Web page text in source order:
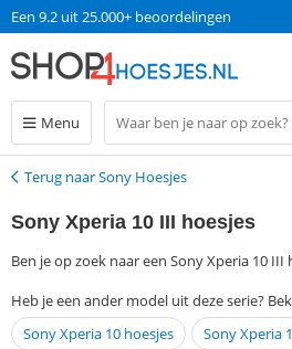
Een 9.2 uit 25.000+ beoordelingen
Menu
Terug
Terug naar Sony Hoesjes
Sony Xperia 10 III hoesjes
Ben je op zoek naar een Sony Xperia 10
favoriete Sony Xperia 10 III case te vinden.
werkdagen voor 13:00 en ontvang jouw Sony
Heb je een ander model uit deze serie?
Sony Xperia 10 hoesjes
Sony Xperia